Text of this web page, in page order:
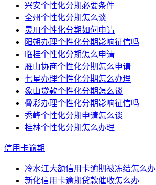
兴安个性化分期必要条件
全州个性化分期怎么谈
灵川个性化分期如何申请
阳朔办理个性化分期影响征信吗
临桂个性化分期怎么申请
雁山协商个性化分期怎么申请
七星办理个性化分期怎么办理
象山贷款个性化分期怎么谈
叠彩办理个性化分期影响征信吗
秀峰个性化分期申请怎么谈
桂林个性化分期怎么办理
信用卡逾期
冷水江大额信用卡逾期被冻结怎么办
新化信用卡逾期贷款催收怎么办